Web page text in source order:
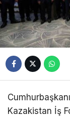
Kazakistan İş